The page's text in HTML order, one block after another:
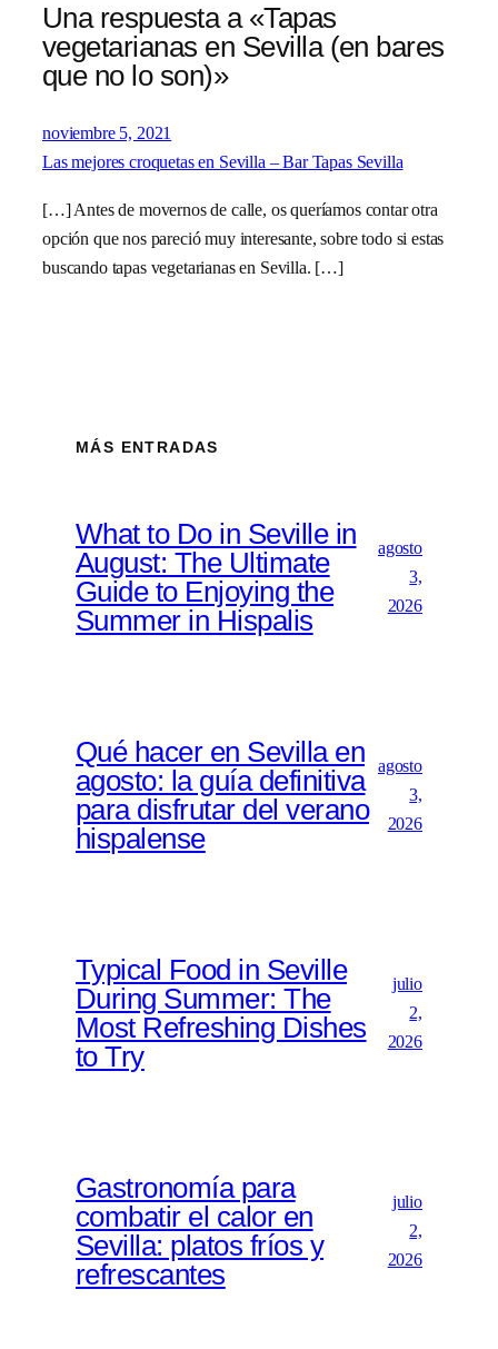
Una respuesta a «Tapas
vegetarianas en Sevilla (en bares
que no lo son)»
noviembre 5, 2021
Las mejores croquetas en Sevilla – Bar Tapas Sevilla
[…] Antes de movernos de calle, os queríamos contar otra
opción que nos pareció muy interesante, sobre todo si estas
buscando tapas vegetarianas en Sevilla. […]
MÁS ENTRADAS
What to Do in Seville in
August: The Ultimate
Guide to Enjoying the
Summer in Hispalis
agosto
3,
2026
Qué hacer en Sevilla en
agosto: la guía definitiva
para disfrutar del verano
hispalense
agosto
3,
2026
Typical Food in Seville
During Summer: The
Most Refreshing Dishes
to Try
julio
2,
2026
Gastronomía para
combatir el calor en
Sevilla: platos fríos y
refrescantes
julio
2,
2026